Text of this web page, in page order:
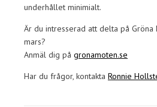
underhållet minimialt.
Är du intresserad att delta på Gröna
mars?
Anmäl dig på gronamoten.se
Har du frågor, kontakta Ronnie